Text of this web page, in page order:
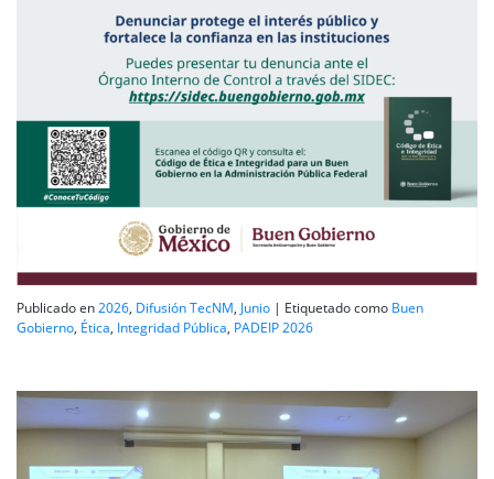
Publicado en2026, Difusión TecNM, Junio | Etiquetado como Buen
Gobierno, Ética, Integridad Pública, PADEIP 2026